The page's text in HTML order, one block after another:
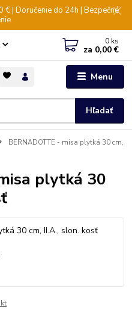
| Doručenie do 24h | Bezpečné
Menu
Hľadať
0 ks
za 0,00 €
BERNADOTTE - misa plytká 30 cm,
plytká 30